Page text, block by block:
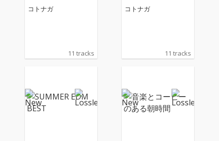
コトナガ
11 tracks
コトナガ
11 tracks